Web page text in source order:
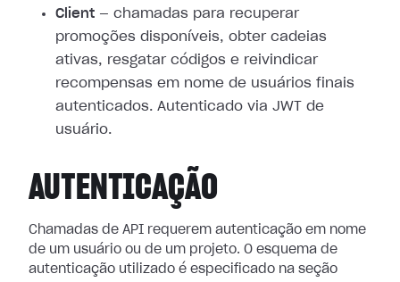
Client — chamadas para recuperar
promoções disponíveis, obter cadeias
ativas, resgatar códigos e reivindicar
recompensas em nome de usuários finais
autenticados. Autenticado via JWT de
usuário.
AUTENTICAÇÃO
Chamadas de API requerem autenticação em nome
de um usuário ou de um projeto. O esquema de
autenticação utilizado é especificado na seção